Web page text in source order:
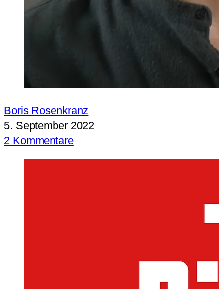
Boris Rosenkranz
5. September 2022
2 Kommentare